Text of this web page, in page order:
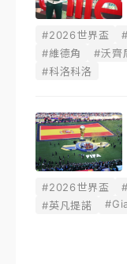
#2026世界盃
#維德角
#沃齊
#科洛科洛
#2026世界盃
#英凡提諾